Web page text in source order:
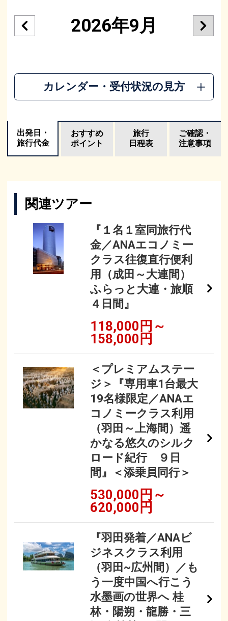
2026年9月
カレンダー・受付状況の見方
出発日・
旅行代金
おすすめ
ポイント
旅行
日程表
ご確認・
注意事項
関連ツアー
『１名１室同旅行代
金／ANAエコノミー
クラス往復直行便利
用（成田～大連間）
ふらっと大連・旅順
４日間』
118,000円～
158,000円
＜プレミアムステー
ジ＞『専用車1台最大
19名様限定／ANAエ
コノミークラス利用
（羽田～上海間）遥
かなる悠久のシルク
ロード紀行 ９日
間』＜添乗員同行＞
530,000円～
620,000円
『羽田発着／ANAビ
ジネスクラス利用
（羽田~広州間）／も
う一度中国へ行こう
水墨画の世界へ 桂
林・陽朔・龍勝・三